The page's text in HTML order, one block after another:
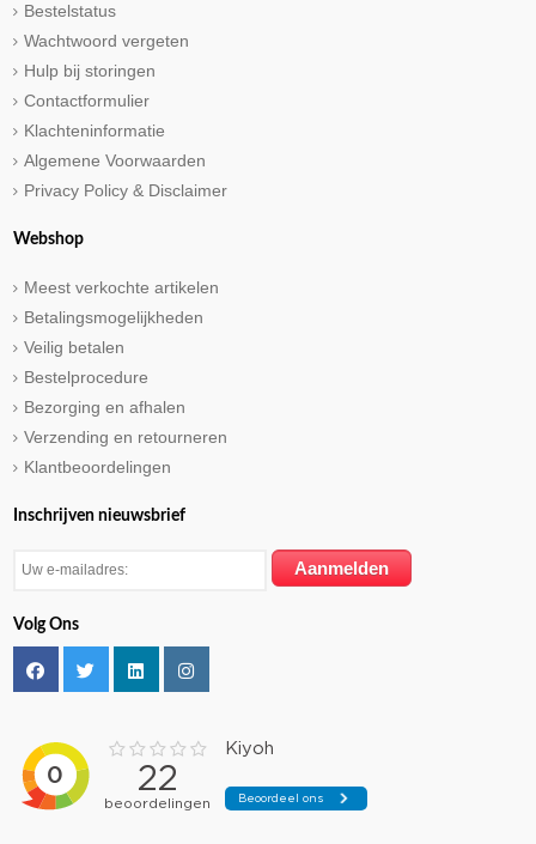
Bestelstatus
Wachtwoord vergeten
Hulp bij storingen
Contactformulier
Klachteninformatie
Algemene Voorwaarden
Privacy Policy & Disclaimer
Webshop
Meest verkochte artikelen
Betalingsmogelijkheden
Veilig betalen
Bestelprocedure
Bezorging en afhalen
Verzending en retourneren
Klantbeoordelingen
Inschrijven nieuwsbrief
Volg Ons